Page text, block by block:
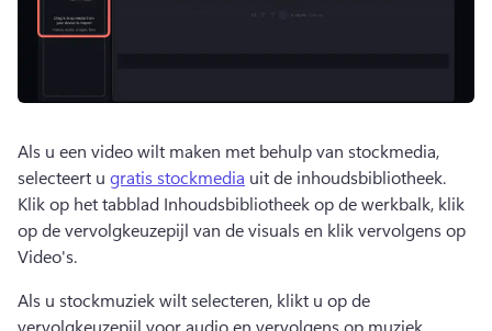
Als u een video wilt maken met behulp van stockmedia,
selecteert u gratis stockmedia
Klik op het tabblad Inhoudsbibliotheek op de werkbalk, klik
op de vervolgkeuzepijl van de visuals en klik vervolgens op
Video's.
Als u stockmuziek wilt selecteren, klikt u op de